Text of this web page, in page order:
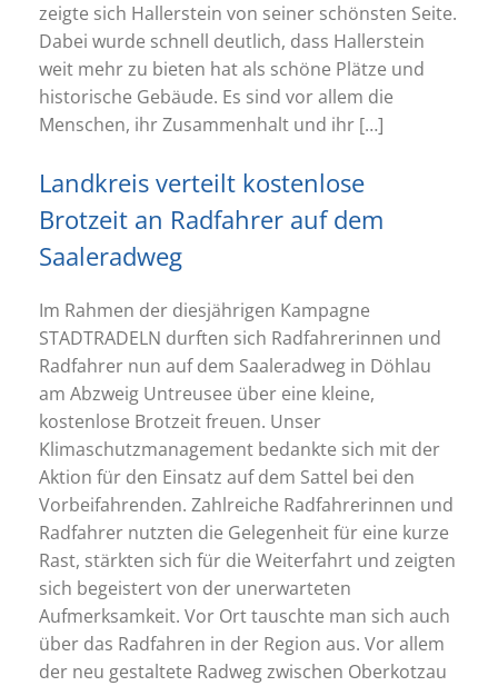
zeigte sich Hallerstein von seiner schönsten Seite.
Dabei wurde schnell deutlich, dass Hallerstein
weit mehr zu bieten hat als schöne Plätze und
historische Gebäude. Es sind vor allem die
Menschen, ihr Zusammenhalt und ihr […]
Landkreis verteilt kostenlose
Brotzeit an Radfahrer auf dem
Saaleradweg
Im Rahmen der diesjährigen Kampagne
STADTRADELN durften sich Radfahrerinnen und
Radfahrer nun auf dem Saaleradweg in Döhlau
am Abzweig Untreusee über eine kleine,
kostenlose Brotzeit freuen. Unser
Klimaschutzmanagement bedankte sich mit der
Aktion für den Einsatz auf dem Sattel bei den
Vorbeifahrenden. Zahlreiche Radfahrerinnen und
Radfahrer nutzten die Gelegenheit für eine kurze
Rast, stärkten sich für die Weiterfahrt und zeigten
sich begeistert von der unerwarteten
Aufmerksamkeit. Vor Ort tauschte man sich auch
über das Radfahren in der Region aus. Vor allem
der neu gestaltete Radweg zwischen Oberkotzau